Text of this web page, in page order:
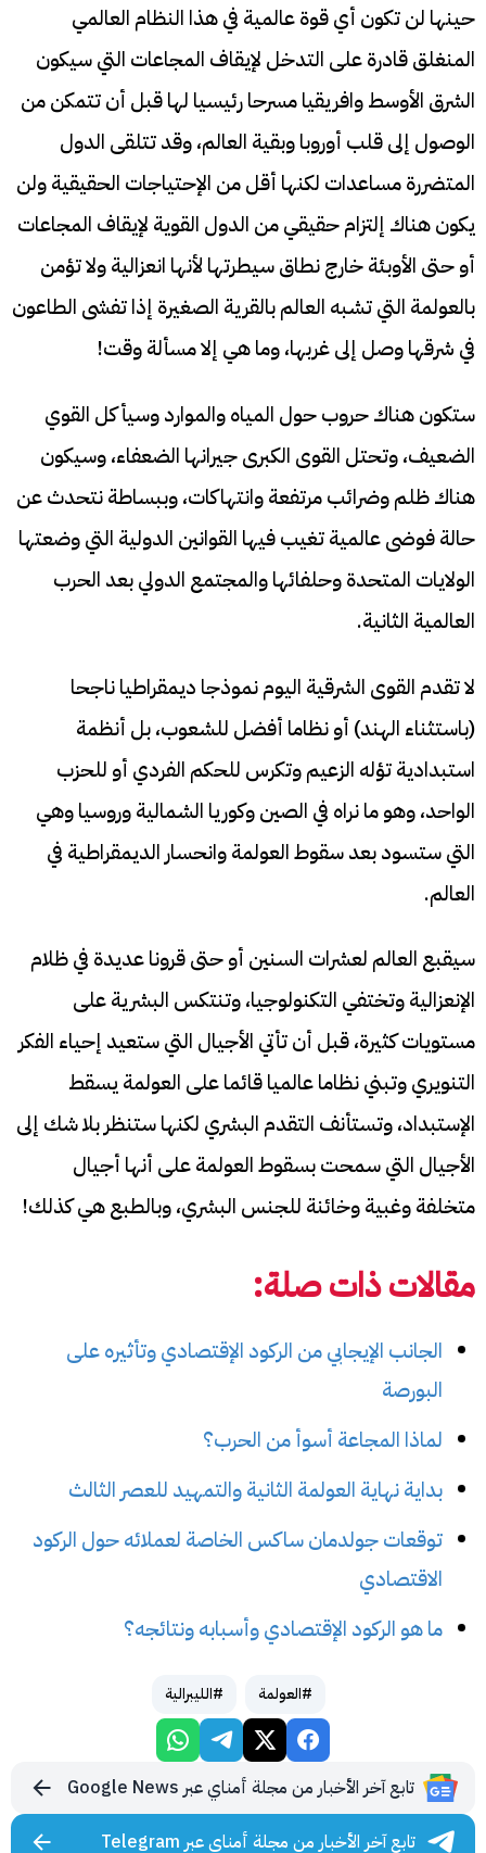
حينها لن تكون أي قوة عالمية في هذا النظام العالمي
المنغلق قادرة على التدخل لإيقاف المجاعات التي سيكون
الشرق الأوسط وافريقيا مسرحا رئيسيا لها قبل أن تتمكن من
الوصول إلى قلب أوروبا وبقية العالم، وقد تتلقى الدول
المتضررة مساعدات لكنها أقل من الإحتياجات الحقيقية ولن
يكون هناك إلتزام حقيقي من الدول القوية لإيقاف المجاعات
أو حتى الأوبئة خارج نطاق سيطرتها لأنها انعزالية ولا تؤمن
بالعولمة التي تشبه العالم بالقرية الصغيرة إذا تفشى الطاعون
في شرقها وصل إلى غربها، وما هي إلا مسألة وقت!
ستكون هناك حروب حول المياه والموارد وسيأكل القوي
الضعيف، وتحتل القوى الكبرى جيرانها الضعفاء، وسيكون
هناك ظلم وضرائب مرتفعة وانتهاكات، وببساطة نتحدث عن
حالة فوضى عالمية تغيب فيها القوانين الدولية التي وضعتها
الولايات المتحدة وحلفائها والمجتمع الدولي بعد الحرب
العالمية الثانية.
لا تقدم القوى الشرقية اليوم نموذجا ديمقراطيا ناجحا
(باستثناء الهند) أو نظاما أفضل للشعوب، بل أنظمة
استبدادية تؤله الزعيم وتكرس للحكم الفردي أو للحزب
الواحد، وهو ما نراه في الصين وكوريا الشمالية وروسيا وهي
التي ستسود بعد سقوط العولمة وانحسار الديمقراطية في
العالم.
سيقبع العالم لعشرات السنين أو حتى قرونا عديدة في ظلام
الإنعزالية وتختفي التكنولوجيا، وتنتكس البشرية على
مستويات كثيرة، قبل أن تأتي الأجيال التي ستعيد إحياء الفكر
التنويري وتبني نظاما عالميا قائما على العولمة يسقط
الإستبداد، وتستأنف التقدم البشري لكنها ستنظر بلا شك إلى
الأجيال التي سمحت بسقوط العولمة على أنها أجيال
متخلفة وغبية وخائنة للجنس البشري، وبالطبع هي كذلك!
مقالات ذات صلة:
الجانب الإيجابي من الركود الإقتصادي وتأثيره على
البورصة
لماذا المجاعة أسوأ من الحرب؟
بداية نهاية العولمة الثانية والتمهيد للعصر الثالث
توقعات جولدمان ساكس الخاصة لعملائه حول الركود
الاقتصادي
ما هو الركود الإقتصادي وأسبابه ونتائجه؟
#العولمة #الليبرالية
تابع آخر الأخبار من مجلة أمناي عبر Google News
تابع آخر الأخبار من مجلة أمناي عبر Telegram